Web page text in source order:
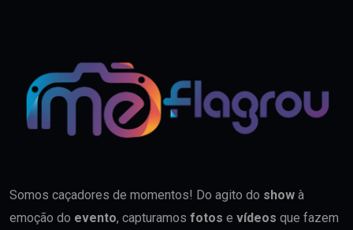
Somos caçadores de momentos! Do agito do show à
emoção do evento, capturamos fotos e vídeos que fazem